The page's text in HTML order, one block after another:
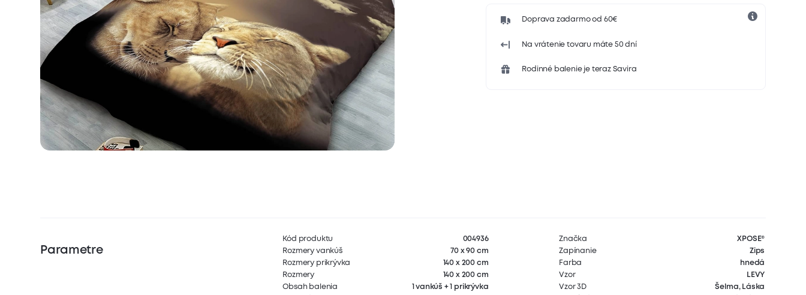
Doprava zadarmo od 60€
Na vrátenie tovaru máte 50 dní
Rodinné balenie je teraz Savira
Parametre
Kód produktu
004936
Rozmery vankúš
70 x 90 cm
Rozmery prikrývka
140 x 200 cm
Rozmery
140 x 200 cm
Obsah balenia
1 vankúš + 1 prikrývka
Značka
XPOSE®
Zapínanie
Zips
Farba
hnedá
Vzor
LEVY
Vzor 3D
Šelma, Láska